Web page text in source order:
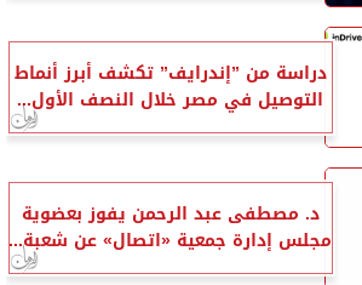
دراسة من ”إندرايف” تكشف أبرز أنماط
التوصيل في مصر خلال النصف الأول...
د. مصطفى عبد الرحمن يفوز بعضوية
مجلس إدارة جمعية «اتصال» عن شعبة...